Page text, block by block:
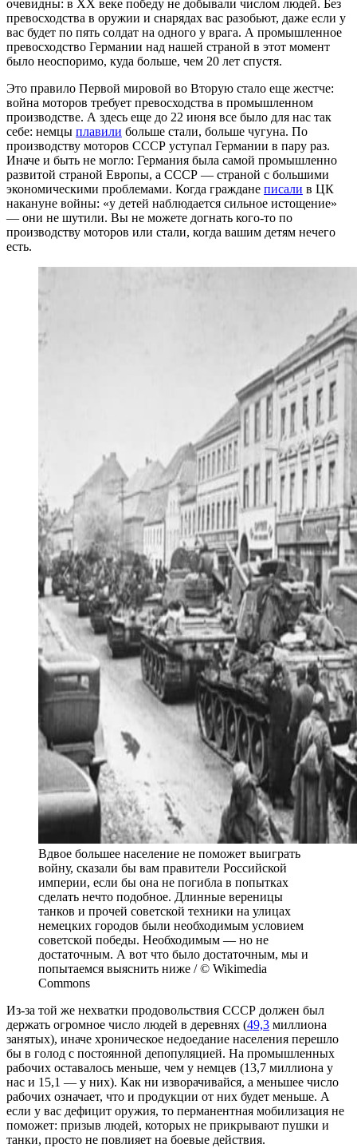
очевидны: в XX веке победу не добывали числом людей. Без
превосходства в оружии и снарядах вас разобьют, даже если у
вас будет по пять солдат на одного у врага. А промышленное
превосходство Германии над нашей страной в этот момент
было неоспоримо, куда больше, чем 20 лет спустя.
Это правило Первой мировой во Вторую стало еще жестче:
война моторов требует превосходства в промышленном
производстве. А здесь еще до 22 июня все было для нас так
себе: немцы плавили больше стали, больше чугуна. По
производству моторов СССР уступал Германии в пару раз.
Иначе и быть не могло: Германия была самой промышленно
развитой страной Европы, а СССР — страной с большими
экономическими проблемами. Когда граждане писали в ЦК
накануне войны: «у детей наблюдается сильное истощение»
— они не шутили. Вы не можете догнать кого-то по
производству моторов или стали, когда вашим детям нечего
есть.
Вдвое большее население не поможет выиграть
войну, сказали бы вам правители Российской
империи, если бы она не погибла в попытках
сделать нечто подобное. Длинные вереницы
танков и прочей советской техники на улицах
немецких городов были необходимым условием
советской победы. Необходимым — но не
достаточным. А вот что было достаточным, мы и
попытаемся выяснить ниже / © Wikimedia
Commons
Из-за той же нехватки продовольствия СССР должен был
держать огромное число людей в деревнях (49,3 миллиона
занятых), иначе хроническое недоедание населения перешло
бы в голод с постоянной депопуляцией. На промышленных
рабочих оставалось меньше, чем у немцев (13,7 миллиона у
нас и 15,1 — у них). Как ни изворачивайся, а меньшее число
рабочих означает, что и продукции от них будет меньше. А
если у вас дефицит оружия, то перманентная мобилизация не
поможет: призыв людей, которых не прикрывают пушки и
танки, просто не повлияет на боевые действия.